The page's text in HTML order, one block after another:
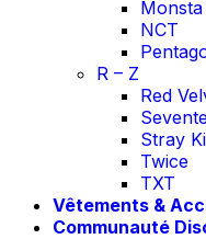
NCT
R – Z
Red
Stray
Twice
TXT
Vêtements &
Communauté